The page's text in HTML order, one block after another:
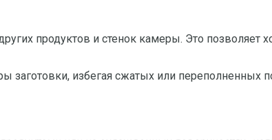
продуктов и стенок камеры. Это позволяет
заготовки, избегая сжатых или переполненных